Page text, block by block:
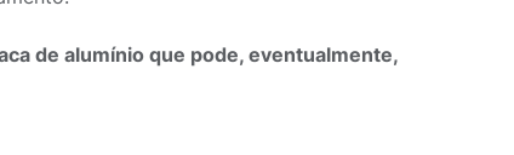
de alumínio que pode, eventualmente,